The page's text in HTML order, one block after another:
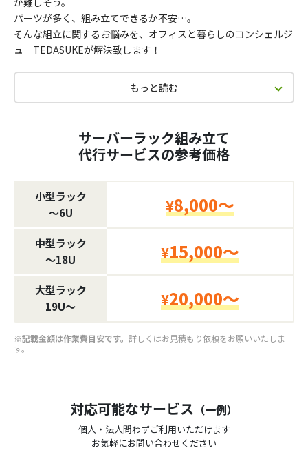
パーツが多く、組み立てできるか不安…。
そんな組立に関するお悩みを、オフィスと暮らしのコンシェルジ
ュ TEDASUKEが解決致します！
もっと読む
サーバーラック組み立て
代行サービスの参考価格
小型ラック
〜6U
¥8,000～
中型ラック
〜18U
¥15,000～
大型ラック
19U〜
¥20,000～
※記載金額は作業費目安です。 詳しくはお見積もり依頼をお願いいたしま
す。
対応可能なサービス （一例）
個人・法人問わずご利用いただけます
お気軽にお問い合わせください